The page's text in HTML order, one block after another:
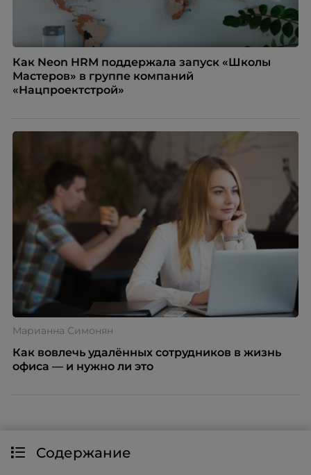
Содержание
Как Neon HRM поддержала запуск «Школы
Мастеров» в группе компаний
«Нацпроектстрой»
Марианна Симонян
Как вовлечь удалённых сотрудников в жизнь
офиса — и нужно ли это
Новости